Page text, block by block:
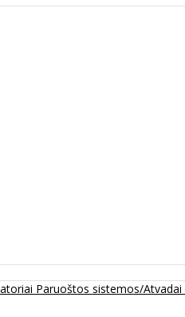
Paruoštos sistemos/Atvadai